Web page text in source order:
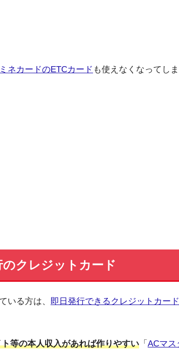
ネカードのETCカード も使えなくなってしま
クレジットカード
いる方は、 即日発行できるクレジットカード
等の本人収入があれば作りやすい 「 ACマス